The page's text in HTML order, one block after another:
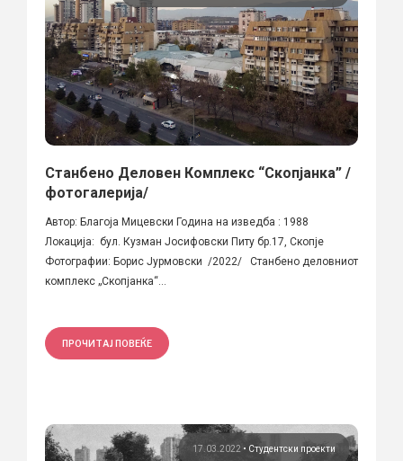
Станбено Деловен Комплекс “Скопјанка” /
фотогалерија/
Автор: Благоја Мицевски Година на изведба : 1988
Локација: бул. Кузман Јосифовски Питу бр.17, Скопје
Фотографии: Борис Јурмовски /2022/ Станбено деловниот
комплекс „Скопјанка“...
ПРОЧИТАЈ ПОВЕЌЕ
17.03.2022 • Студентски проекти